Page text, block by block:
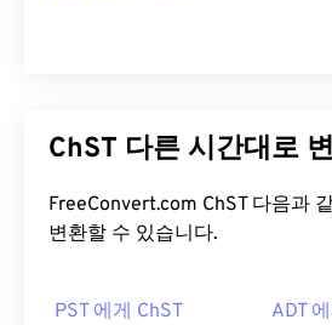
ChST 다른 시간대로
FreeConvert.com ChST 다음과
변환할 수 있습니다.
PST 에게 ChST ADT